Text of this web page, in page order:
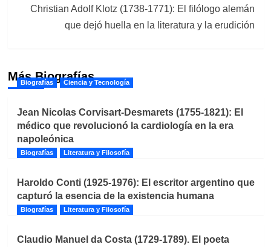
Christian Adolf Klotz (1738-1771): El filólogo alemán
que dejó huella en la literatura y la erudición
Más Biografías
Biografías Ciencia y Tecnología
Jean Nicolas Corvisart-Desmarets (1755-1821): El
médico que revolucionó la cardiología en la era
napoleónica
Biografías Literatura y Filosofía
Haroldo Conti (1925-1976): El escritor argentino que
capturó la esencia de la existencia humana
Biografías Literatura y Filosofía
Claudio Manuel da Costa (1729-1789). El poeta